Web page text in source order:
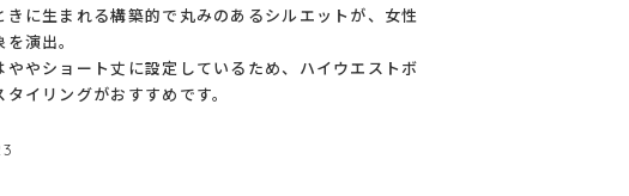
きに生まれる構築的で丸みのあるシルエットが、女性
演出。
ややショート丈に設定しているため、ハイウエストボ
タイリングがおすすめです。